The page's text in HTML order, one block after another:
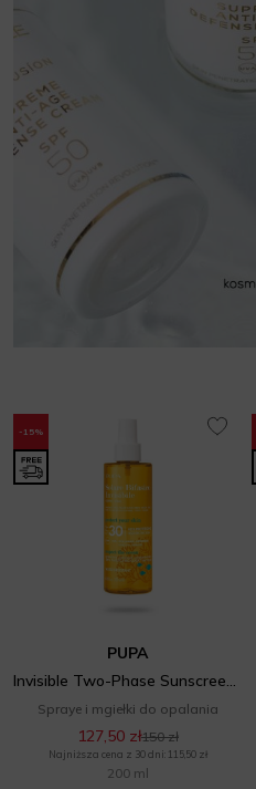
-15%
PUPA
Invisible Two-Phase Sunscreen SPF 30
Spraye i mgiełki do opalania
127,50 zł150 zł
Najniższa cena z 30 dni: 115,50 zł
200 ml